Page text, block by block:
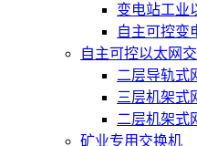
变电站工业
自主可控变
自主可控以太网
二层导轨式
三层机架式
二层机架式
矿业专用交换机